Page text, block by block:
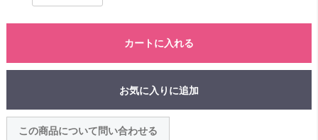
カートに入れる
お気に入りに追加
この商品について問い合わせる